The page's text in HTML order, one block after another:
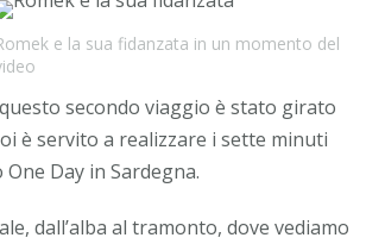
e la sua fidanzata in un momento del
secondo viaggio è stato girato
è servito a realizzare i sette minuti
Day in Sardegna.
dall’alba al tramonto, dove vediamo